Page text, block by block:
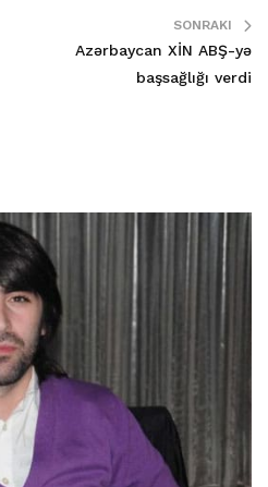
SONRAKI
Azərbaycan XİN ABŞ-yə
başsağlığı verdi